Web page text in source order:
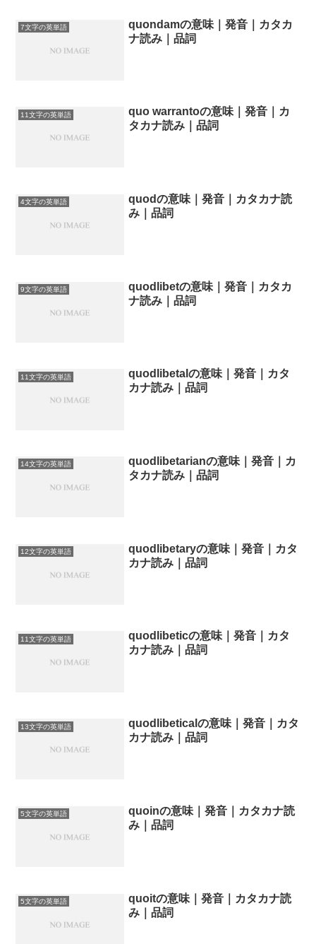
7文字の英単語
quondamの意味｜発音｜カタカ
ナ読み｜品詞
11文字の英単語
quo warrantoの意味｜発音｜カ
タカナ読み｜品詞
4文字の英単語
quodの意味｜発音｜カタカナ読
み｜品詞
9文字の英単語
quodlibetの意味｜発音｜カタカ
ナ読み｜品詞
11文字の英単語
quodlibetalの意味｜発音｜カタ
カナ読み｜品詞
14文字の英単語
quodlibetarianの意味｜発音｜カ
タカナ読み｜品詞
12文字の英単語
quodlibetaryの意味｜発音｜カタ
カナ読み｜品詞
11文字の英単語
quodlibeticの意味｜発音｜カタ
カナ読み｜品詞
13文字の英単語
quodlibeticalの意味｜発音｜カタ
カナ読み｜品詞
5文字の英単語
quoinの意味｜発音｜カタカナ読
み｜品詞
5文字の英単語
quoitの意味｜発音｜カタカナ読
み｜品詞